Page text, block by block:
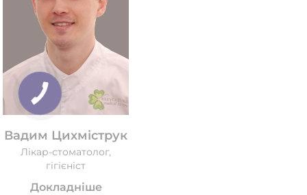
Вадим Цихміструк
Лікар-стоматолог,
гігієніст
Докладніше